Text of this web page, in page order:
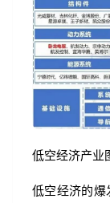
低空经济产业
低空经济的爆